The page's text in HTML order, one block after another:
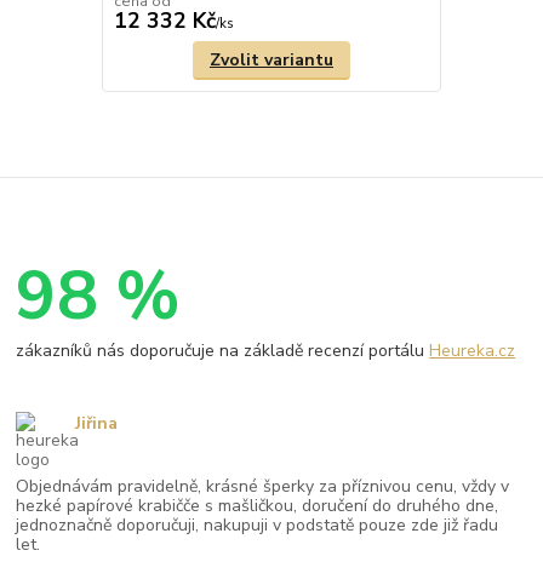
12 332 Kč/ks
Zvolit variantu
98 %
zákazníků nás doporučuje na základě recenzí portáluHeureka.cz
Objednávám pravidelně, krásné šperky za příznivou cenu, vždy v
hezké papírové krabičče s mašličkou, doručení do druhého dne,
jednoznačně doporučuji, nakupuji v podstatě pouze zde již řadu
let.
Jiřina